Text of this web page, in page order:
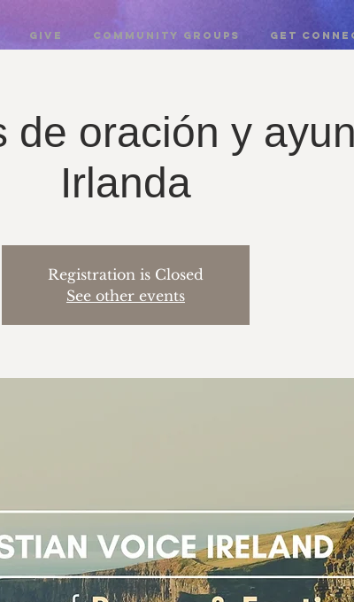
GIVE COMMUNITY GROUPS Get
de oración y
Irlanda
Registration is Closed
See other events